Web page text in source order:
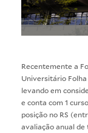
Recentemente a
Universitário Folha
levando em
e conta com 1
posição no RS
avaliação anual de